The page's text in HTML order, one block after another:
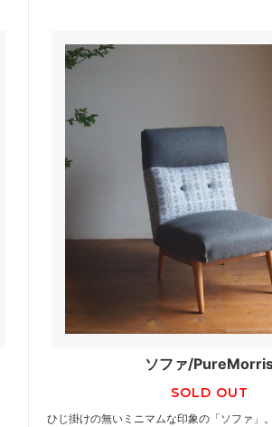
ソファ/
SOLD OUT
ひじ掛けの無いミニマムな印象の「ソファ」